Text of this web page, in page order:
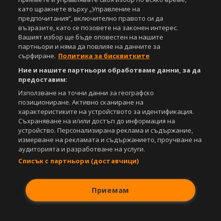
като щракнете върху „Управление на
предпочитания“, включително правото си да
възразите, като се позовете на законен интерес.
Вашият избор ще бъде оповестен на нашите
партньори и няма да повлияе на данните за
сърфиране. Политика за бисквитките
Ние и нашите партньори обработваме данни, за да
предоставим:
Използване на точни данни за географско
позициониране. Активно сканиране на
характеристиките на устройството за идентификация.
Съхраняване на и/или достъп до информация на
устройство. Персонализирана реклама и съдържание,
измерване на рекламата и съдържанието, проучване на
аудиторията и разработване на услуги.
Списък с партньори (доставчици)
Приемам